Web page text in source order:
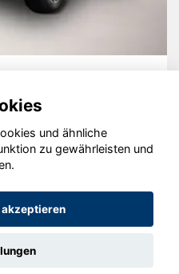
2020 - 2026
und ähnliche
zu gewährleisten und